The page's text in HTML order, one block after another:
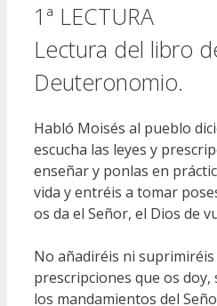
1ª LECTURA
Lectura del libro
Deuteronomio.
Habló Moisés al pueblo
escucha las leyes y
enseñar y ponlas en
vida y entréis a tomar
os da el Señor, el Dios de
No añadiréis ni suprimiréis
prescripciones que os
los mandamientos del